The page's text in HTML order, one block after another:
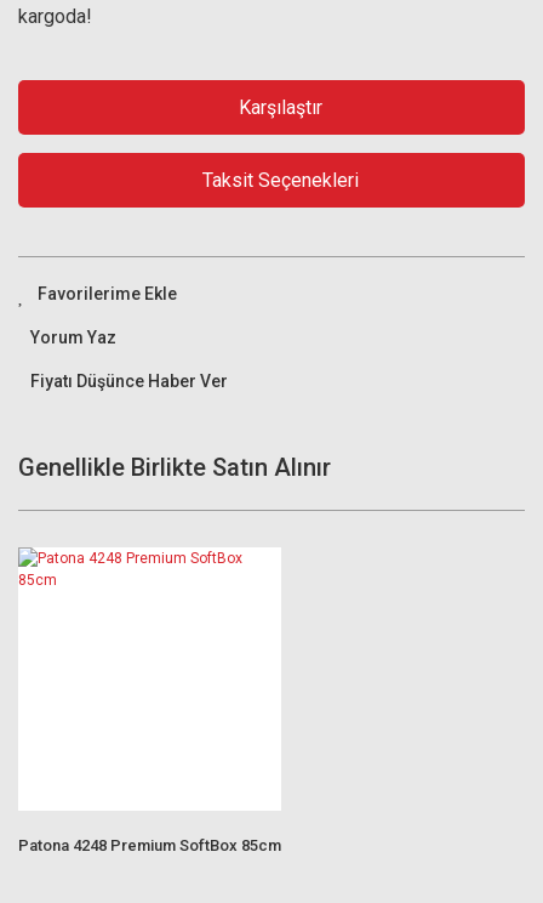
kargoda!
Karşılaştır
Taksit Seçenekleri
Yorum Yaz
Fiyatı Düşünce Haber Ver
Genellikle Birlikte Satın Alınır
Patona 4248 Premium SoftBox 85cm